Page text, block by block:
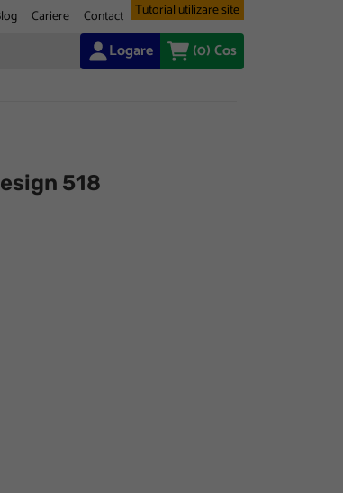
Cariere Contact Tutorial utilizare site
Logare (0)Cos
518